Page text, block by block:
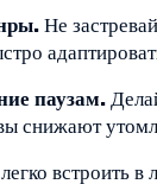
Не
паузам.
снижают
встроить